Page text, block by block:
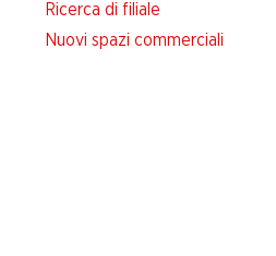
Ricerca di filiale
Nuovi spazi commerciali